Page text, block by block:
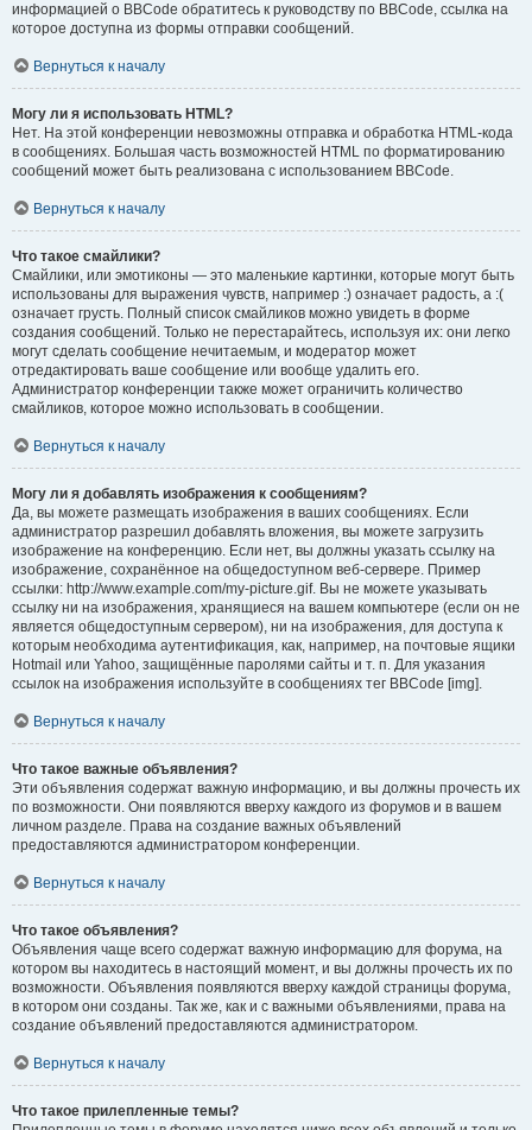
информацией о BBCode обратитесь к руководству по BBCode, ссылка на
которое доступна из формы отправки сообщений.
Вернуться к началу
Могу ли я использовать HTML?
Нет. На этой конференции невозможны отправка и обработка HTML-кода
в сообщениях. Большая часть возможностей HTML по форматированию
сообщений может быть реализована с использованием BBCode.
Вернуться к началу
Что такое смайлики?
Смайлики, или эмотиконы — это маленькие картинки, которые могут быть
использованы для выражения чувств, например :) означает радость, а :(
означает грусть. Полный список смайликов можно увидеть в форме
создания сообщений. Только не перестарайтесь, используя их: они легко
могут сделать сообщение нечитаемым, и модератор может
отредактировать ваше сообщение или вообще удалить его.
Администратор конференции также может ограничить количество
смайликов, которое можно использовать в сообщении.
Вернуться к началу
Могу ли я добавлять изображения к сообщениям?
Да, вы можете размещать изображения в ваших сообщениях. Если
администратор разрешил добавлять вложения, вы можете загрузить
изображение на конференцию. Если нет, вы должны указать ссылку на
изображение, сохранённое на общедоступном веб-сервере. Пример
ссылки: http://www.example.com/my-picture.gif. Вы не можете указывать
ссылку ни на изображения, хранящиеся на вашем компьютере (если он не
является общедоступным сервером), ни на изображения, для доступа к
которым необходима аутентификация, как, например, на почтовые ящики
Hotmail или Yahoo, защищённые паролями сайты и т. п. Для указания
ссылок на изображения используйте в сообщениях тег BBCode [img].
Вернуться к началу
Что такое важные объявления?
Эти объявления содержат важную информацию, и вы должны прочесть их
по возможности. Они появляются вверху каждого из форумов и в вашем
личном разделе. Права на создание важных объявлений
предоставляются администратором конференции.
Вернуться к началу
Что такое объявления?
Объявления чаще всего содержат важную информацию для форума, на
котором вы находитесь в настоящий момент, и вы должны прочесть их по
возможности. Объявления появляются вверху каждой страницы форума,
в котором они созданы. Так же, как и с важными объявлениями, права на
создание объявлений предоставляются администратором.
Вернуться к началу
Что такое прилепленные темы?